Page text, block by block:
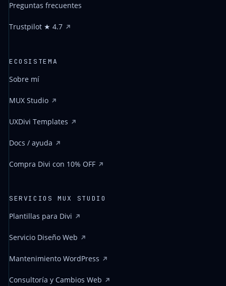
Preguntas frecuentes
Trustpilot ★ 4.7
ECOSISTEMA
Sobre mí
MUX Studio
UXDivi Templates
Docs / ayuda
Compra Divi con 10% OFF
SERVICIOS MUX STUDIO
Plantillas para Divi
Servicio Diseño Web
Mantenimiento WordPress
Consultoría y Cambios Web